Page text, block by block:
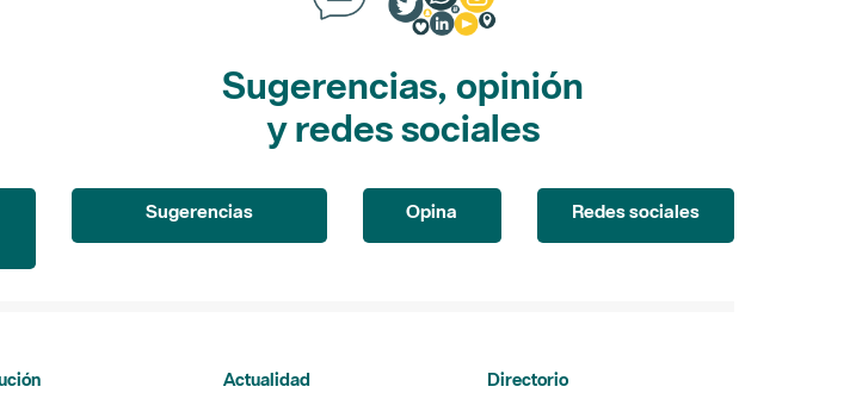
Sugerencias, opinión
y redes sociales
Sugerencias Opina Redes sociales
Actualidad Directorio